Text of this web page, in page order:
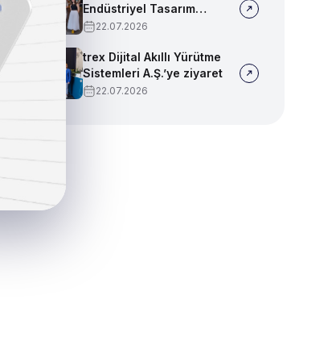
Endüstriyel Tasarım
bölümümüzü tanıtmaya
22.07.2026
trex Dijital Akıllı Yürütme
Sistemleri A.Ş.’ye ziyaret
22.07.2026